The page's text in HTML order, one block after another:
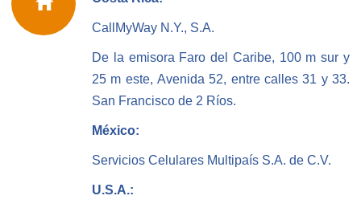
CallMyWay N.Y., S.A.
De la emisora Faro del Caribe, 100 m sur y
25 m este, Avenida 52, entre calles 31 y 33.
San Francisco de 2 Ríos.
México:
Servicios Celulares Multipaís S.A. de C.V.
U.S.A.: